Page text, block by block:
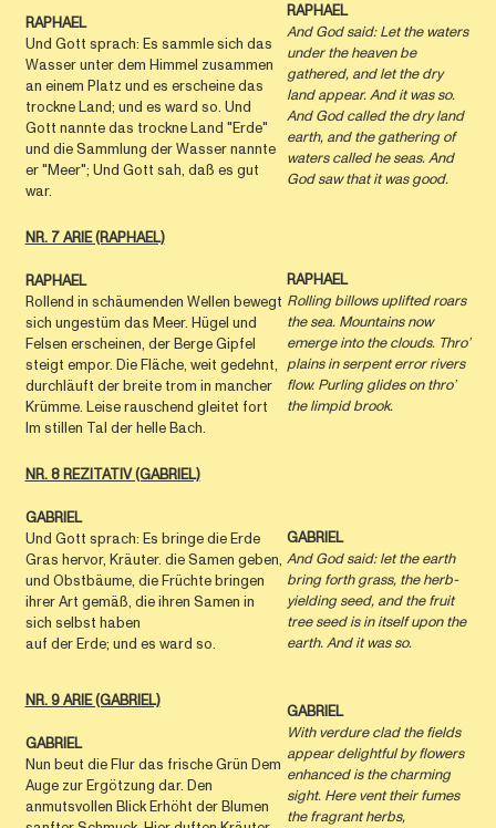
RAPHAEL
Und Gott sprach: Es sammle sich das
Wasser unter dem Himmel zusammen
an einem Platz und es erscheine das
trockne Land; und es ward so. Und
Gott nannte das trockne Land "Erde"
und die Sammlung der Wasser nannte
er "Meer"; Und Gott sah, daß es gut
war.
RAPHAEL
And God said: Let the waters
under the heaven be
gathered, and let the dry
land appear. And it was so.
And God called the dry land
earth, and the gathering of
waters called he seas. And
God saw that it was good.
NR. 7 ARIE (RAPHAEL)
RAPHAEL
Rollend in schäumenden Wellen bewegt
sich ungestüm das Meer. Hügel und
Felsen erscheinen, der Berge Gipfel
steigt empor. Die Fläche, weit gedehnt,
durchläuft der breite trom in mancher
Krümme. Leise rauschend gleitet fort
Im stillen Tal der helle Bach.
RAPHAEL
Rolling billows uplifted roars
the sea. Mountains now
emerge into the clouds. Thro’
plains in serpent error rivers
ﬂow. Purling glides on thro’
the limpid brook.
NR. 8 REZITATIV (GABRIEL)
GABRIEL
Und Gott sprach: Es bringe die Erde
Gras hervor, Kräuter. die Samen geben,
und Obstbäume, die Früchte bringen
ihrer Art gemäß, die ihren Samen in
sich selbst haben
auf der Erde; und es ward so.
GABRIEL
And God said: let the earth
bring forth grass, the herb-
yielding seed, and the fruit
tree seed is in itself upon the
earth. And it was so.
NR. 9 ARIE (GABRIEL)
GABRIEL
Nun beut die Flur das frische Grün Dem
Auge zur Ergötzung dar. Den
anmutsvollen Blick Erhöht der Blumen
GABRIEL
With verdure clad the ﬁelds
appear delightful by ﬂowers
enhanced is the charming
sight. Here vent their fumes
the fragrant herbs,